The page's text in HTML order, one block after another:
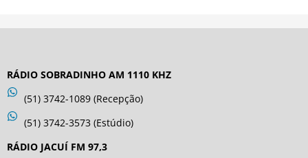
RÁDIO SOBRADINHO AM 1110 KHZ
(51) 3742-1089 (Recepção)
(51) 3742-3573 (Estúdio)
RÁDIO JACUÍ FM 97,3